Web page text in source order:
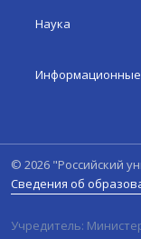
Наука
Информационные
© 2026 "Российский
Сведения об
Учредитель: